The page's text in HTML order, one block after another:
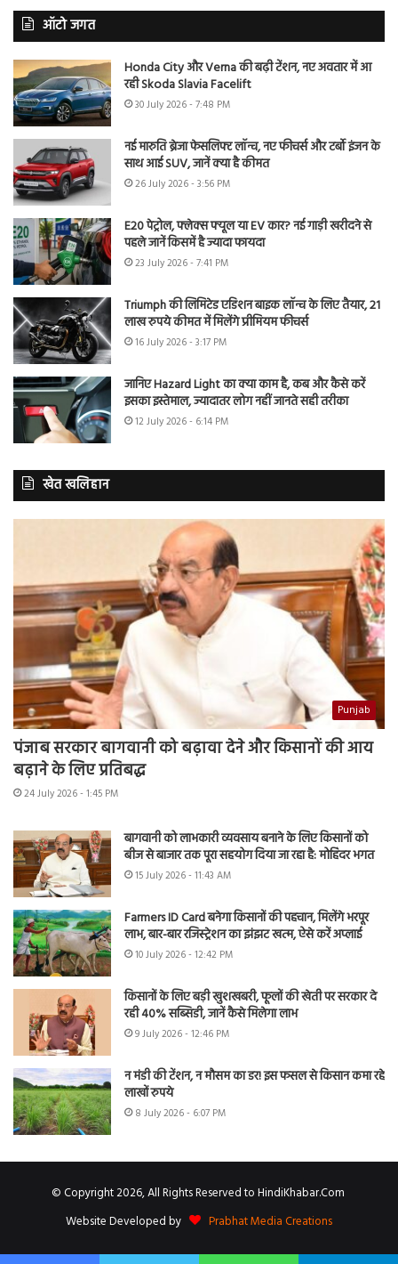
ऑटो जगत
Honda City और Verna की बढ़ी टेंशन, नए अवतार में आ
रही Skoda Slavia Facelift
30 July 2026 - 7:48 PM
नई मारुति ब्रेजा फेसलिफ्ट लॉन्च, नए फीचर्स और टर्बो इंजन के
साथ आई SUV, जानें क्या है कीमत
26 July 2026 - 3:56 PM
E20 पेट्रोल, फ्लेक्स फ्यूल या EV कार? नई गाड़ी खरीदने से
पहले जानें किसमें है ज्यादा फायदा
23 July 2026 - 7:41 PM
Triumph की लिमिटेड एडिशन बाइक लॉन्च के लिए तैयार, 21
लाख रुपये कीमत में मिलेंगे प्रीमियम फीचर्स
16 July 2026 - 3:17 PM
जानिए Hazard Light का क्या काम है, कब और कैसे करें
इसका इस्तेमाल, ज्यादातर लोग नहीं जानते सही तरीका
12 July 2026 - 6:14 PM
खेत खलिहान
Punjab
पंजाब सरकार बागवानी को बढ़ावा देने और किसानों की आय
बढ़ाने के लिए प्रतिबद्ध
24 July 2026 - 1:45 PM
बागवानी को लाभकारी व्यवसाय बनाने के लिए किसानों को
बीज से बाजार तक पूरा सहयोग दिया जा रहा है: मोहिंदर भगत
15 July 2026 - 11:43 AM
Farmers ID Card बनेगा किसानों की पहचान, मिलेंगे भरपूर
लाभ, बार-बार रजिस्ट्रेशन का झंझट खत्म, ऐसे करें अप्लाई
10 July 2026 - 12:42 PM
किसानों के लिए बड़ी खुशखबरी, फूलों की खेती पर सरकार दे
रही 40% सब्सिडी, जानें कैसे मिलेगा लाभ
9 July 2026 - 12:46 PM
न मंडी की टेंशन, न मौसम का डर! इस फसल से किसान कमा रहे
लाखों रुपये
8 July 2026 - 6:07 PM
© Copyright 2026, All Rights Reserved to HindiKhabar.Com
Website Developed by
Prabhat Media Creations